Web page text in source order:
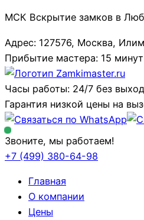
МСК Вскрытие замков в
Адрес: 127576, Москва,
Прибытие мастера: 15 минут
Часы работы: 24/7 без
Гарантия низкой цены на
Звоните, мы работаем!
+7 (499) 380-64-98
Главная
О компании
Цены